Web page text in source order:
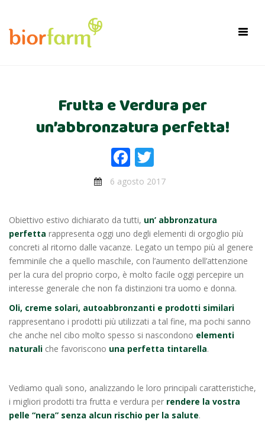
Frutta e Verdura per
un’abbronzatura perfetta!
Facebook
6 agosto 2017
Obiettivo estivo dichiarato da tutti, un’ abbronzatura
perfetta rappresenta oggi uno degli elementi di orgoglio più
concreti al ritorno dalle vacanze. Legato un tempo più al genere
femminile che a quello maschile, con l’aumento dell’attenzione
per la cura del proprio corpo, è molto facile oggi percepire un
interesse generale che non fa distinzioni tra uomo e donna.
Oli, creme solari, autoabbronzanti e prodotti similari
rappresentano i prodotti più utilizzati a tal fine, ma pochi sanno
che anche nel cibo molto spesso si nascondono elementi
naturali che favoriscono una perfetta tintarella.
Vediamo quali sono, analizzando le loro principali caratteristiche,
i migliori prodotti tra frutta e verdura per rendere la vostra
pelle “nera” senza alcun rischio per la salute.